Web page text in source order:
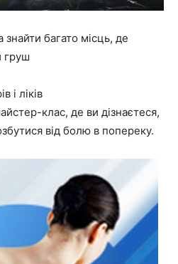
багато місць, де
груш
і ліків
клас, де ви дізнаєтеся,
від болю в попереку.